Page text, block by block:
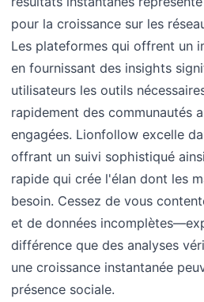
pour la croissance sur les
Les plateformes qui offrent un
en fournissant des insights
utilisateurs les outils
rapidement des communautés
engagées. Lionfollow excelle
offrant un suivi sophistiqué
rapide qui crée l'élan dont les
besoin. Cessez de vous
et de données
différence que des analyses
une croissance instantanée
présence sociale.